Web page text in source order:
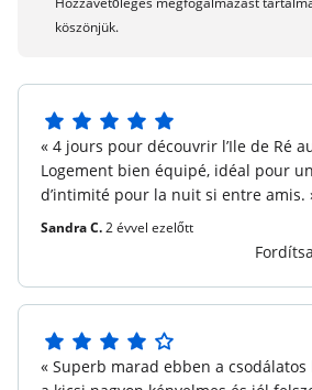
Babakészlet :
hónaptól), 1 változó matrac, 1
rezidenciáktól függően
látható arányok.
Karbantartó készlet :
lakóhelyek szerint változhatnak:
felhasználású termékes injekció,
termék, mosogató tabletta és
Mosoda :extra díjat.
helyek szerint változhatnak: lap,
és párnák.
köszönjük.
5
csillagból
« 4 jours pour découvrir l’Ile de Ré
Logement bien équipé, idéal pour
d’intimité pour la nuit si entre amis.
Sandra C.2 évvel ezelőtt
5
« Superb marad ebben a csodálatos